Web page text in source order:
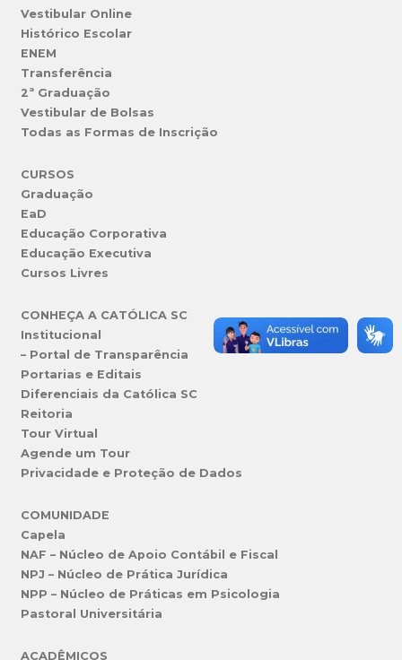
Vestibular Online
Histórico Escolar
ENEM
Transferência
2ª Graduação
Vestibular de Bolsas
Todas as Formas de Inscrição
CURSOS
Graduação
EaD
Educação Corporativa
Educação Executiva
Cursos Livres
CONHEÇA A CATÓLICA SC
Institucional
– Portal de Transparência
Portarias e Editais
Diferenciais da Católica SC
Reitoria
Tour Virtual
Agende um Tour
Privacidade e Proteção de Dados
COMUNIDADE
Capela
NAF – Núcleo de Apoio Contábil e Fiscal
NPJ – Núcleo de Prática Jurídica
NPP – Núcleo de Práticas em Psicologia
Pastoral Universitária
ACADÊMICOS